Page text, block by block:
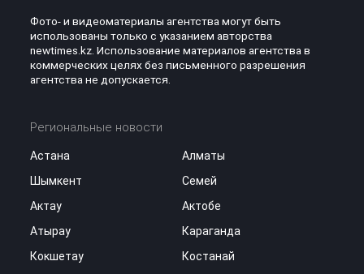
Фото- и видеоматериалы агентства могут быть
использованы только с указанием авторства
newtimes.kz. Использование материалов агентства в
коммерческих целях без письменного разрешения
агентства не допускается.
Региональные новости
Астана
Алматы
Шымкент
Семей
Актау
Актобе
Атырау
Караганда
Кокшетау
Костанай